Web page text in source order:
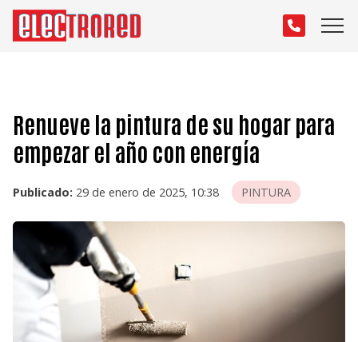
Renueve la pintura de su hogar para
empezar el año con energía
Publicado: 29 de enero de 2025, 10:38 PINTURA